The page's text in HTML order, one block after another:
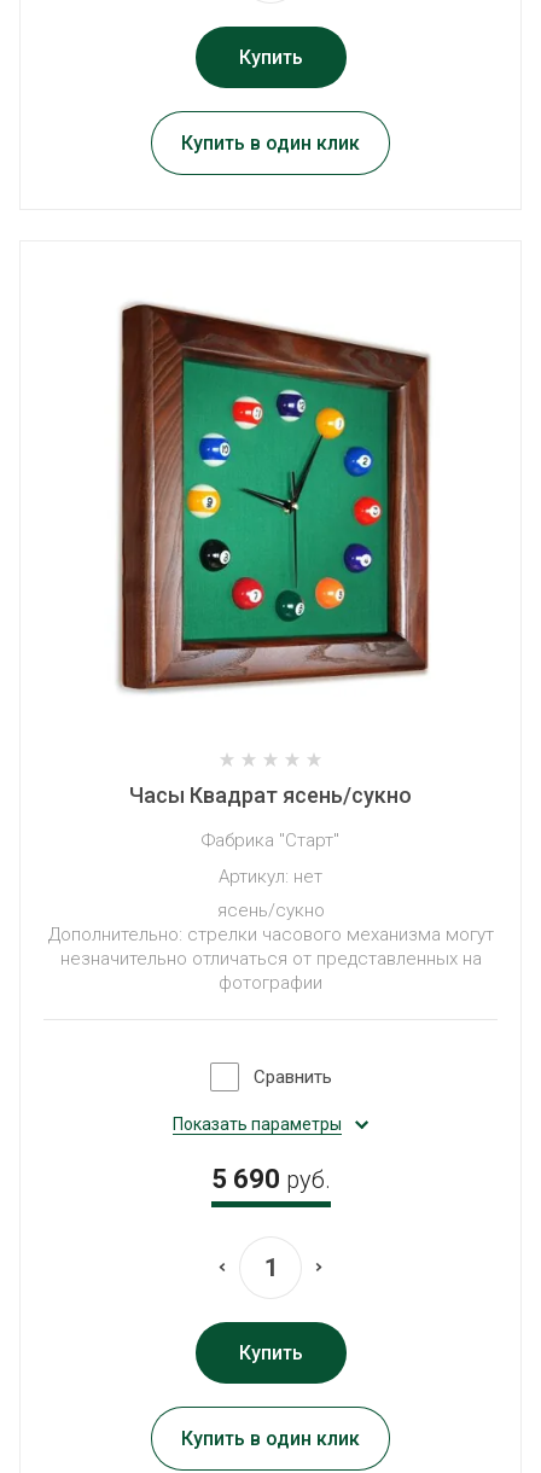
Купить
Купить в один клик
Часы Квадрат ясень/сукно
Фабрика "Старт"
Артикул: нет
ясень/сукно
Дополнительно: стрелки часового механизма могут
незначительно отличаться от представленных на
фотографии
Сравнить
Показать параметры
5 690 руб.
Купить
Купить в один клик